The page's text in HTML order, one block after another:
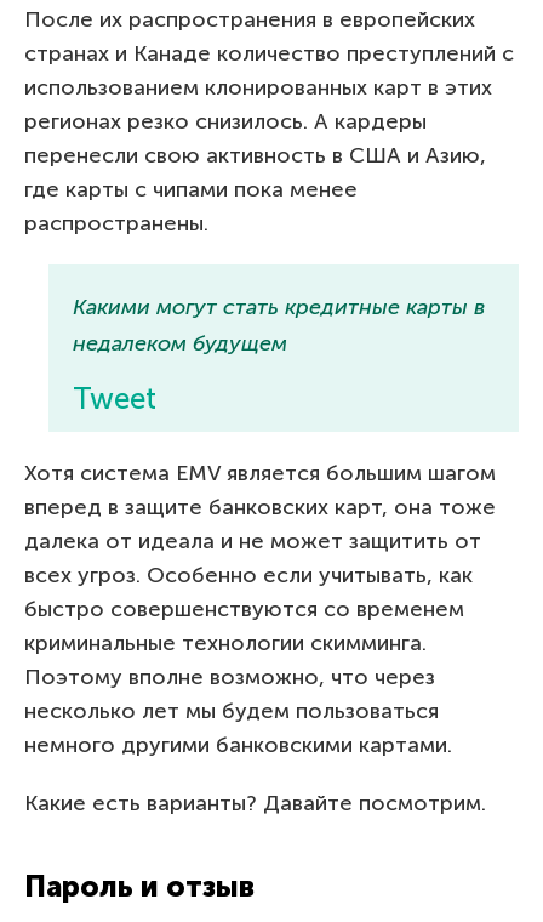
После их распространения в европейских
странах и Канаде количество преступлений с
использованием клонированных карт в этих
регионах резко снизилось. А кардеры
перенесли свою активность в США и Азию,
где карты с чипами пока менее
распространены.
Какими могут стать кредитные карты в
недалеком будущем
Tweet
Хотя система EMV является большим шагом
вперед в защите банковских карт, она тоже
далека от идеала и не может защитить от
всех угроз. Особенно если учитывать, как
быстро совершенствуются со временем
криминальные технологии скимминга.
Поэтому вполне возможно, что через
несколько лет мы будем пользоваться
немного другими банковскими картами.
Какие есть варианты? Давайте посмотрим.
Пароль и отзыв